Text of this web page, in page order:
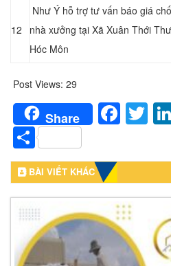
12
Như Ý hỗ trợ tư vấn báo giá
nhà xưởng tại Xã Xuân Thới
Hóc Môn
Post Views: 29
Share
Share
BÀI VIẾT KHÁC